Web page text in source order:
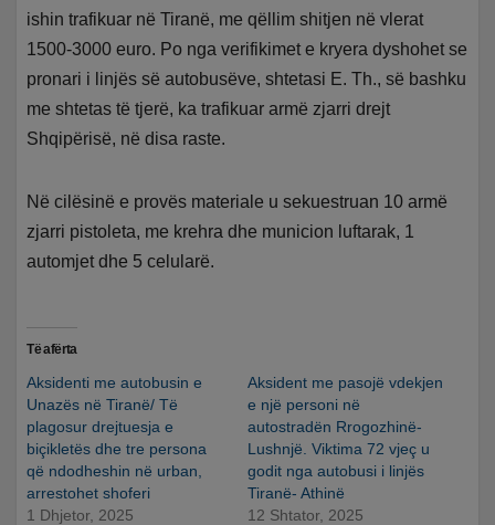
ishin trafikuar në Tiranë, me qëllim shitjen në vlerat
1500-3000 euro. Po nga verifikimet e kryera dyshohet se
pronari i linjës së autobusëve, shtetasi E. Th., së bashku
me shtetas të tjerë, ka trafikuar armë zjarri drejt
Shqipërisë, në disa raste.
Në cilësinë e provës materiale u sekuestruan 10 armë
zjarri pistoleta, me krehra dhe municion luftarak, 1
automjet dhe 5 celularë.
Të afërta
Aksidenti me autobusin e
Unazës në Tiranë/ Të
plagosur drejtuesja e
biçikletës dhe tre persona
që ndodheshin në urban,
arrestohet shoferi
1 Dhjetor, 2025
Aksident me pasojë vdekjen
e një personi në
autostradën Rrogozhinë-
Lushnjë. Viktima 72 vjeç u
godit nga autobusi i linjës
Tiranë- Athinë
12 Shtator, 2025